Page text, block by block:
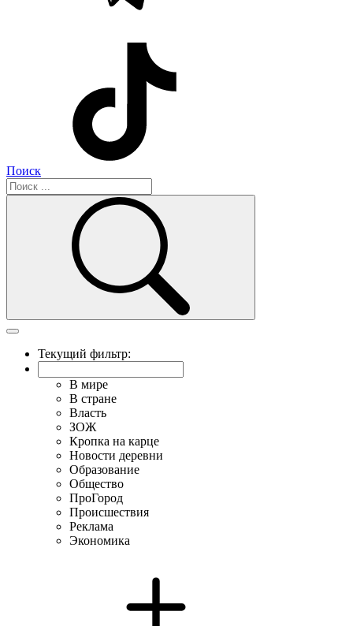
Поиск
Текущий фильтр:
В мире
В стране
Власть
ЗОЖ
Кропка на карце
Новости деревни
Образование
Общество
ПроГород
Происшествия
Реклама
Экономика